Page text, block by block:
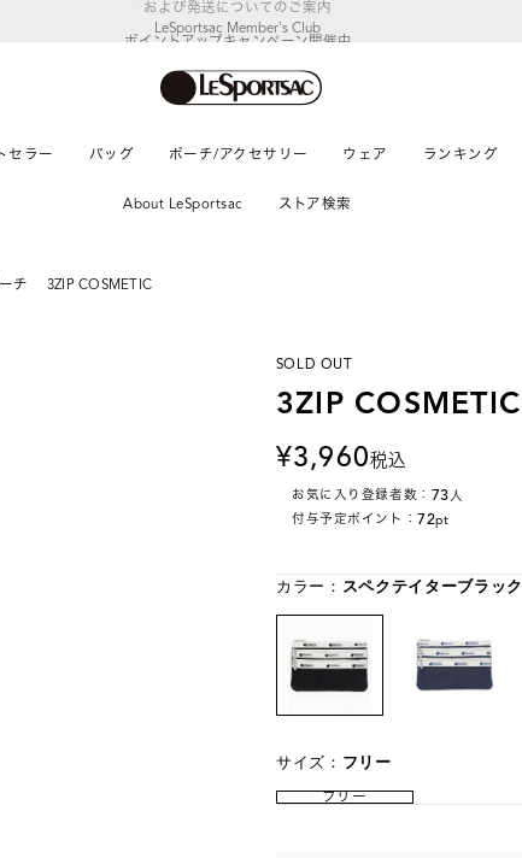
LeSportsac Member's Club
ポイントアップキャンペーン開催中
セラー バッグ ポーチ/アクセサリー ウェア ランキング
About LeSportsac ストア検索
チ 3ZIP COSMETIC
SOLD OUT
3ZIP COSMETIC
3,960税込
お気に入り登録者数： 73 人
付与予定ポイント：72pt
カラー： スペクテイターブラック
サイズ： フリー
フリー